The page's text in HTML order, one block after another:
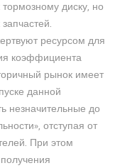
тормозному диску, но
ресурсом для
коэффициента
рынок имеет
данной
незначительные до
отступая от
При этом